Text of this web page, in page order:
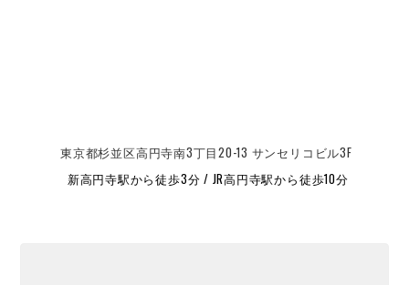
東京都杉並区高円寺南3丁目20-13 サンセリコビル3F
新高円寺駅から徒歩3分 / JR高円寺駅から徒歩10分